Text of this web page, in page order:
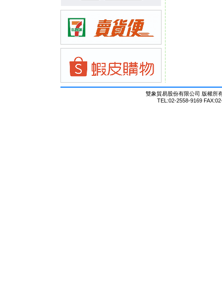
雙象貿易股份有限公司 版權所
TEL:02-2558-9169